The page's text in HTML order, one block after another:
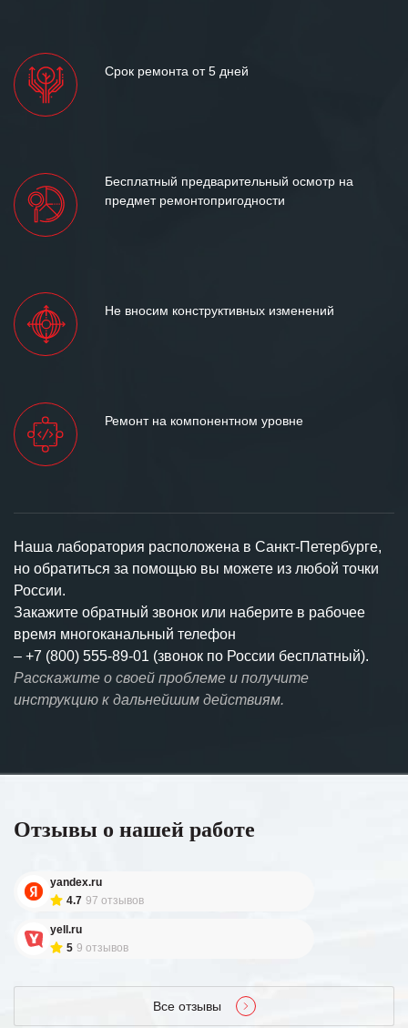
Срок ремонта от 5 дней
Бесплатный предварительный осмотр на
предмет ремонтопригодности
Не вносим конструктивных изменений
Ремонт на компонентном уровне
Наша лаборатория расположена в Санкт-Петербурге,
но обратиться за помощью вы можете из любой точки
России.
Закажите обратный звонок или наберите в рабочее
время многоканальный телефон
– +7 (800) 555-89-01 (звонок по России бесплатный).
Расскажите о своей проблеме и получите
инструкцию к дальнейшим действиям.
Отзывы о нашей работе
yandex.ru
4.7 97 отзывов
yell.ru
5 9 отзывов
Все отзывы